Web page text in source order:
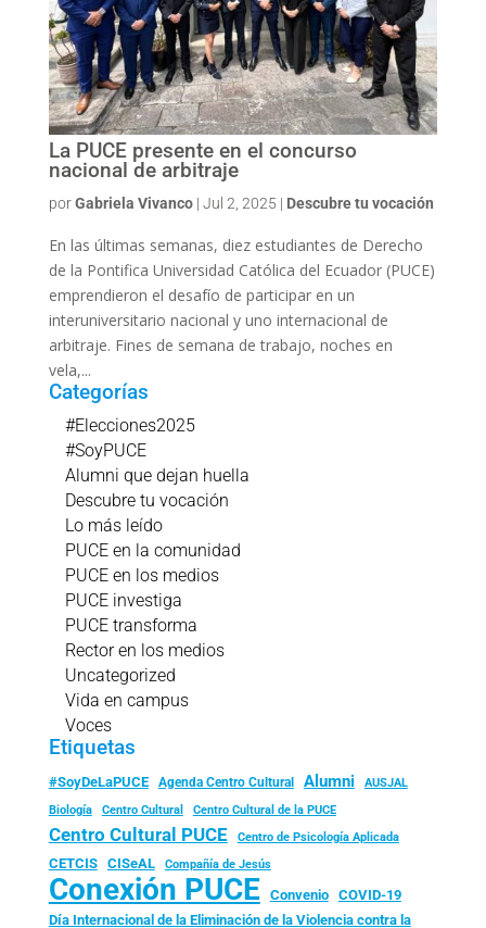
La PUCE presente en el concurso
nacional de arbitraje
porGabriela Vivanco| Jul 2, 2025 | Descubre tu vocación
En las últimas semanas, diez estudiantes de Derecho
de la Pontifica Universidad Católica del Ecuador (PUCE)
emprendieron el desafío de participar en un
interuniversitario nacional y uno internacional de
arbitraje. Fines de semana de trabajo, noches en
vela,...
Categorías
#Elecciones2025
#SoyPUCE
Alumni que dejan huella
Descubre tu vocación
Lo más leído
PUCE en la comunidad
PUCE en los medios
PUCE investiga
PUCE transforma
Rector en los medios
Uncategorized
Vida en campus
Voces
Etiquetas
#SoyDeLaPUCE Agenda Centro Cultural Alumni
AUSJAL
Biología
Centro Cultural Centro Cultural de la PUCE
Centro Cultural PUCE Centro de Psicología Aplicada
CETCIS CISeAL Compañía de Jesús
Conexión PUCE Convenio
COVID-19
Día Internacional de la Eliminación de la Violencia contra la